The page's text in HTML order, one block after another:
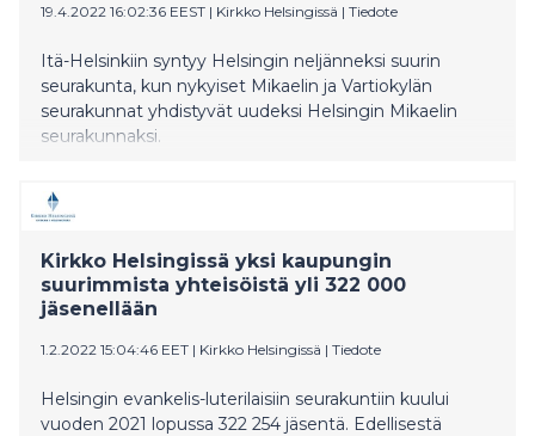
19.4.2022 16:02:36 EEST | Kirkko Helsingissä | Tiedote
Itä-Helsinkiin syntyy Helsingin neljänneksi suurin
seurakunta, kun nykyiset Mikaelin ja Vartiokylän
seurakunnat yhdistyvät uudeksi Helsingin Mikaelin
seurakunnaksi.
Kirkko Helsingissä yksi kaupungin
suurimmista yhteisöistä yli 322 000
jäsenellään
1.2.2022 15:04:46 EET | Kirkko Helsingissä | Tiedote
Helsingin evankelis-luterilaisiin seurakuntiin kuului
vuoden 2021 lopussa 322 254 jäsentä. Edellisestä